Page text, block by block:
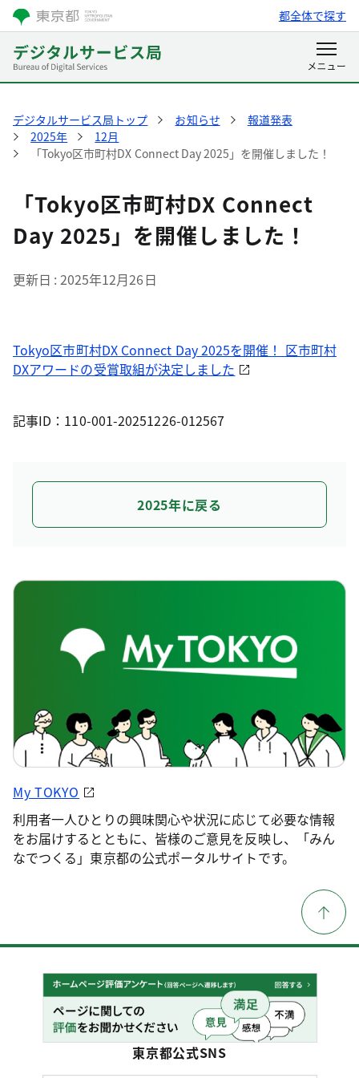
都全体で探す
デジタルサービス局トップ お知らせ
報道発表
2025年
12月
「Tokyo区市町村DX Connect Day 2025」を開催しました！
「Tokyo区市町村DX Connect
Day 2025」を開催しました！
更新日 2025年12月26日
Tokyo区市町村DX Connect Day 2025を開催！ 区市町村
DXアワードの受賞取組が決定しました
記事ID：110-001-20251226-012567
2025年に戻る
My TOKYO
利用者一人ひとりの興味関心や状況に応じて必要な情報
をお届けするとともに、皆様のご意見を反映し、「みん
なでつくる」東京都の公式ポータルサイトです。
東京都公式SNS